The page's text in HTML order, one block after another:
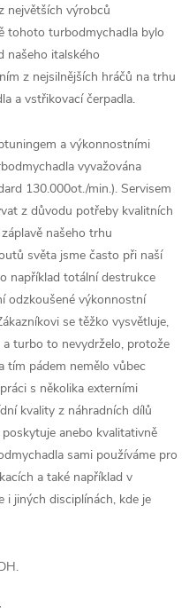
největších výrobců
tohoto turbodmychadla bylo
našeho italského
z nejsilnějších hráčů na trhu
a vstřikovací čerpadla.
a výkonnostními
vyvažována
130.000ot./min.). Servisem
z důvodu potřeby kvalitních
našeho trhu
světa jsme často při naší
například totální destrukce
odzkoušené výkonnostní
se těžko vysvětluje,
turbo to nevydrželo, protože
tím pádem nemělo vůbec
s několika externími
kvality z náhradních dílů
anebo kvalitativně
sami používáme pro
a také například v
i jiných disciplínách, kde je